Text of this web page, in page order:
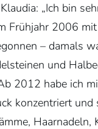
„Ich bin
Frühjahr 2006
– damals
und
2012 habe ich
konzentriert und
Haarnadeln,